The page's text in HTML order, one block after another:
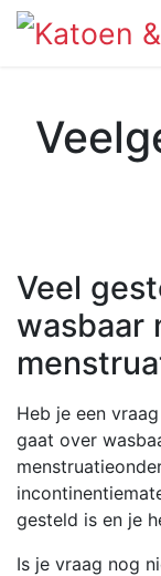
Veel
wasbaar
Heb je een
gaat over
gesteld is en je
Is je vraag nog